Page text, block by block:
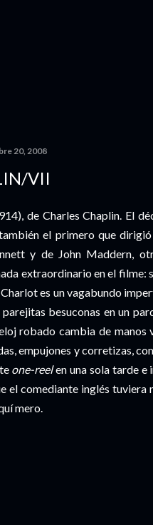
20, 2008
VII
de Charles Chaplin. El
el primero que
y de John Maddern,
extraordinario en el filme:
es un vagabundo
besuconas en un
robado cambia de manos
empujones y corretizas,
one-reelen una sola tarde e
el comediante inglés
mero.